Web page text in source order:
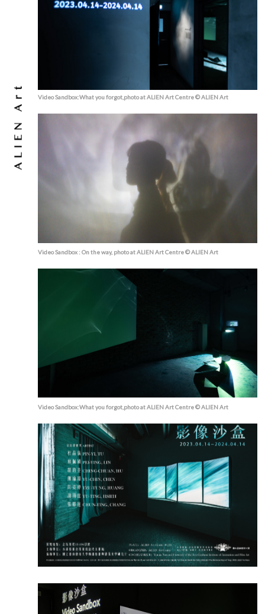
Video Sandbox:What you forgot,photo at ALIEN Art Centre © ALIEN Art
Video Sandbox : On the way, photo at ALIEN Art Centre © ALIEN Art
Video Sandbox:What you forgot,photo at ALIEN Art Centre © ALIEN Art